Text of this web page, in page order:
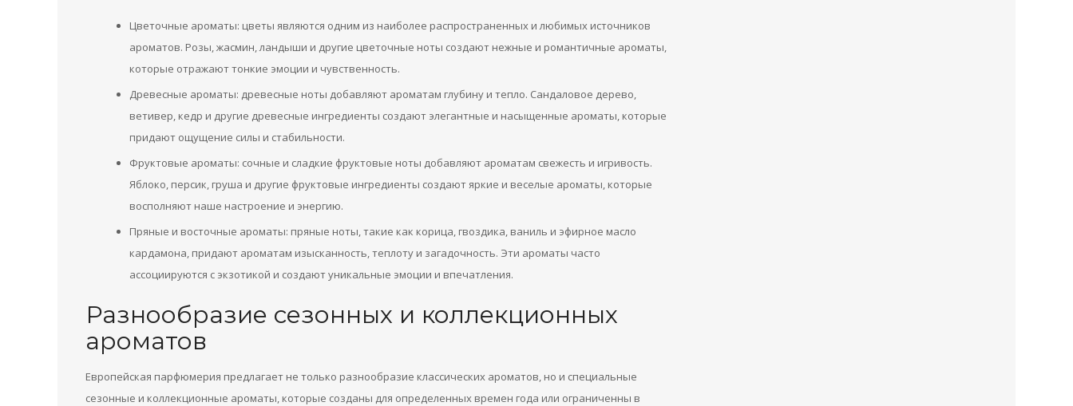
Цветочные ароматы: цветы являются одним из наиболее распространенных и любимых источников
ароматов. Розы, жасмин, ландыши и другие цветочные ноты создают нежные и романтичные ароматы,
которые отражают тонкие эмоции и чувственность.
Древесные ароматы: древесные ноты добавляют ароматам глубину и тепло. Сандаловое дерево,
ветивер, кедр и другие древесные ингредиенты создают элегантные и насыщенные ароматы, которые
придают ощущение силы и стабильности.
Фруктовые ароматы: сочные и сладкие фруктовые ноты добавляют ароматам свежесть и игривость.
Яблоко, персик, груша и другие фруктовые ингредиенты создают яркие и веселые ароматы, которые
восполняют наше настроение и энергию.
Пряные и восточные ароматы: пряные ноты, такие как корица, гвоздика, ваниль и эфирное масло
кардамона, придают ароматам изысканность, теплоту и загадочность. Эти ароматы часто
ассоциируются с экзотикой и создают уникальные эмоции и впечатления.
Разнообразие сезонных и коллекционных
ароматов
Европейская парфюмерия предлагает не только разнообразие классических ароматов, но и специальные
сезонные и коллекционные ароматы, которые созданы для определенных времен года или ограниченны в